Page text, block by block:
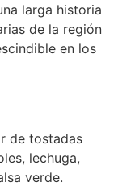
larga historia
de la región
en los
de tostadas
lechuga,
verde.